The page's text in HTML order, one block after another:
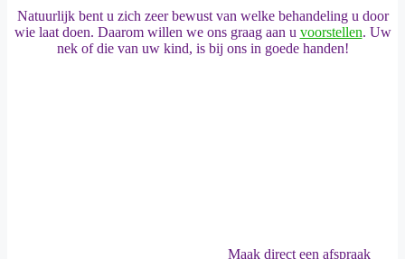
Natuurlijk bent u zich zeer bewust van welke behandeling u door
wie laat doen. Daarom willen we ons graag aan u voorstellen. Uw
nek of die van uw kind, is bij ons in goede handen!
Maak direct een afspraak